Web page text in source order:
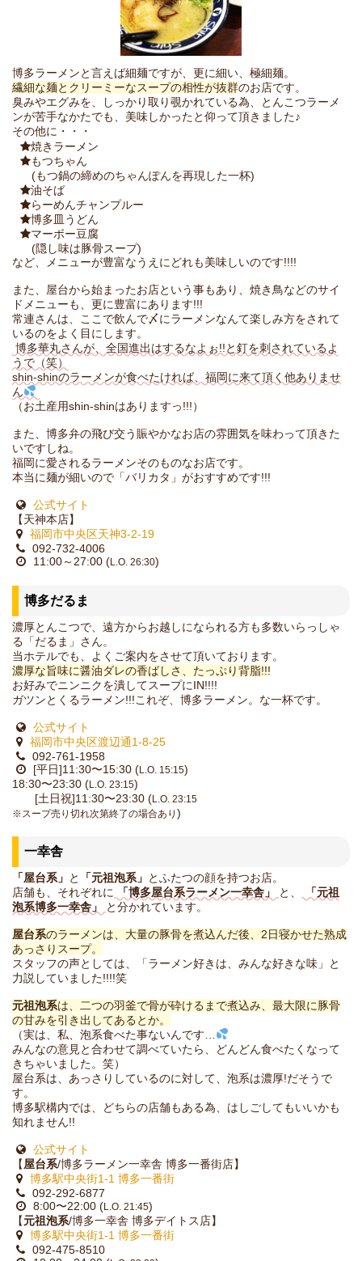
博多ラーメンと言えば細麺ですが、更に細い、極細麺。
繊細な麺とクリーミーなスープの相性が抜群のお店です。
臭みやエグみを、しっかり取り覗かれている為、とんこつラーメ
ンが苦手なかたでも、美味しかったと仰って頂きました♪
その他に・・・
焼きラーメン
もつちゃん
(もつ鍋の締めのちゃんぽんを再現した一杯)
油そば
らーめんチャンプルー
博多皿うどん
マーボー豆腐
(隠し味は豚骨スープ)
など、メニューが豊富なうえにどれも美味しいのです!!!!
また、屋台から始まったお店という事もあり、焼き鳥などのサイ
ドメニューも、更に豊富にあります!!!
常連さんは、ここで飲んで〆にラーメンなんて楽しみ方をされて
いるのをよく目にします。
博多華丸さんが、全国進出はするなよぉ!!と釘を刺されているよ
うで（笑）
shin-shinのラーメンが食べたければ、福岡に来て頂く他ありませ
ん
（お土産用shin-shinはありますっ!!!）
また、博多弁の飛び交う賑やかなお店の雰囲気を味わって頂きた
いですしね。
福岡に愛されるラーメンそのものなお店です。
本当に麺が細いので「バリカタ」がおすすめです!!!
公式サイト
【天神本店】
福岡市中央区天神3-2-19
092-732-4006
11:00～27:00 (L.O. 26:30)
博多だるま
濃厚とんこつで、遠方からお越しになられる方も多数いらっしゃ
る「だるま」さん。
当ホテルでも、よくご案内をさせて頂いております。
濃厚な旨味に醤油ダレの香ばしさ、たっぷり背脂!!!
お好みでニンニクを潰してスープにIN!!!!
ガツンとくるラーメン!!!これぞ、博多ラーメン。な一杯です。
公式サイト
福岡市中央区渡辺通1-8-25
092-761-1958
[平日]11:30〜15:30 (L.O. 15:15)
18:30〜23:30 (L.O. 23:15)
[土日祝]11:30〜23:30 (L.O. 23:15
※スープ売り切れ次第終了の場合あり )
一幸舎
「屋台系」 と 「元祖泡系」 とふたつの顔を持つお店。
店舗も、それぞれに
「博多屋台系ラーメン一幸舎」 と、
「元祖
泡系博多一幸舎」
と分かれています。
屋台系のラーメンは、大量の豚骨を煮込んだ後、2日寝かせた熟成
あっさりスープ。
スタッフの声としては、「ラーメン好きは、みんな好きな味」と
力説していました!!!!笑
元祖泡系は、二つの羽釜で骨が砕けるまで煮込み、最大限に豚骨
の甘みを引き出してあるとか。
（実は、私、泡系食べた事ないんです…
みんなの意見と合わせて調べていたら、どんどん食べたくなって
きちゃいました。笑）
屋台系は、あっさりしているのに対して、泡系は濃厚!だそうで
す。
博多駅構内では、どちらの店舗もある為、はしごしてもいいかも
知れません!!
公式サイト
【屋台系/博多ラーメン一幸舎 博多一番街店】
博多駅中央街1-1 博多一番街
092-292-6877
8:00〜22:00 (L.O. 21:45)
【元祖泡系/博多一幸舎 博多デイトス店】
博多駅中央街1-1 博多一番街
092-475-8510